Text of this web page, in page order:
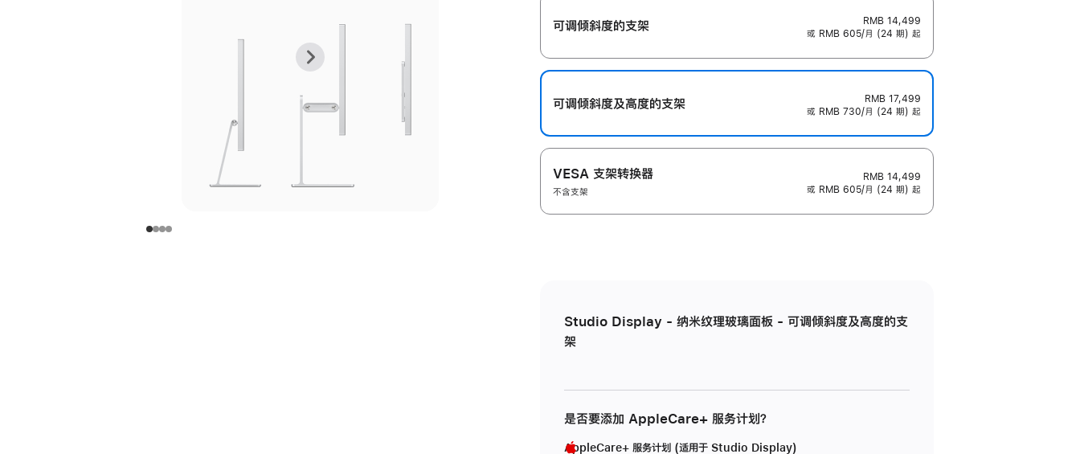
上
张
下
张
可调倾斜度的支架
RMB 14,499
或 RMB 605/月 (24 期) 起
可调倾斜度及高‍度的支‍架
RMB 17,499
或 RMB 730/月 (24 期) 起
VESA 支架转换器
不含支架
RMB 14,499
或 RMB 605/月 (24 期) 起
Studio Display - 纳米纹理玻璃面板 - 可调倾斜度及高度的支
架
是否要添加 AppleCare+ 服务计划？
AppleCare+ 服务计划 (适用于 Studio Display)